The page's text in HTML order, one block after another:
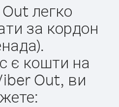
легко
за кордон
є кошти на
Out, ви